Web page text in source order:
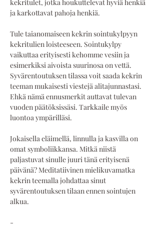
kekritulet, jotka houkuttelevat hyviä henkiä
ja karkottavat pahoja henkiä.
Tule taianomaiseen kekrin sointukylpyyn
kekritulien loisteeseen. Sointukylpy
vaikuttaa erityisesti kehomme vesiin ja
esimerkiksi aivoista suurinosa on vettä.
Syvärentoutuksen tilassa voit saada kekrin
teeman mukaisesti viestejä alitajunnastasi.
Ehkä nämä ennusmerkit auttavat tulevan
vuoden päätöksissäsi. Tarkkaile myös
luontoa ympärilläsi.
Jokaisella eläimellä, linnulla ja kasvilla on
omat symboliikkansa. Mitkä niistä
paljastuvat sinulle juuri tänä erityisenä
päivänä? Meditatiivinen mielikuvamatka
kekrin teemalla johdattaa sinut
syvärentoutuksen tilaan ennen sointujen
alkua.
-